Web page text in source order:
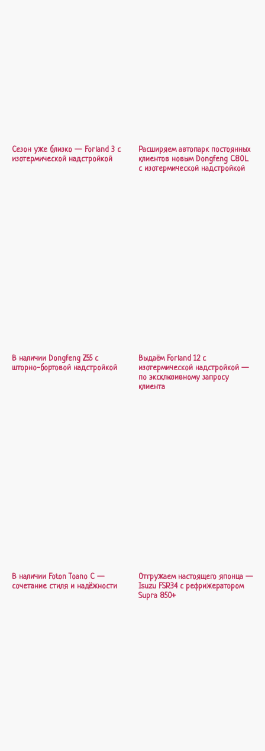
Сезон уже близко — Forland 3 с
изотермической надстройкой
Расширяем автопарк постоянных
клиентов новым Dongfeng C80L
с изотермической надстройкой
В наличии Dongfeng Z55 с
шторно-бортовой надстройкой
Выдаём Forland 12 с
изотермической надстройкой —
по эксклюзивному запросу
клиента
В наличии Foton Toano C —
сочетание стиля и надёжности
Отгружаем настоящего японца —
Isuzu FSR34 с рефрижератором
Supra 850+